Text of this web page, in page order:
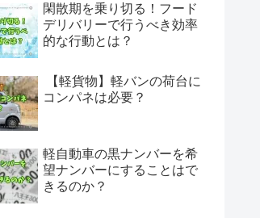
閑散期を乗り切る！フード
デリバリーで行うべき効率
的な行動とは？
【軽貨物】軽バンの荷台に
コンパネは必要？
軽自動車の黒ナンバーを希
望ナンバーにすることはで
きるのか？